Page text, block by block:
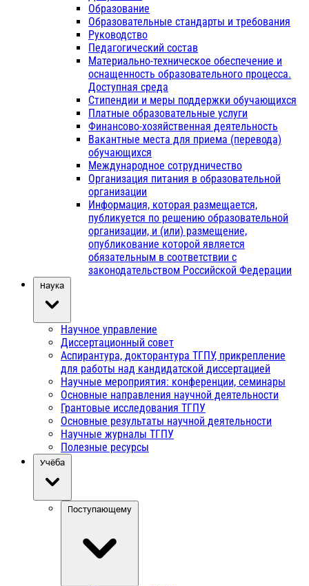
Образование
Образовательные стандарты и требования
Руководство
Педагогический состав
Материально-техническое обеспечение и
оснащенность образовательного процесса.
Доступная среда
Стипендии и меры поддержки обучающихся
Платные образовательные услуги
Финансово-хозяйственная деятельность
Вакантные места для приема (перевода)
обучающихся
Международное сотрудничество
Организация питания в образовательной
организации
Информация, которая размещается,
публикуется по решению образовательной
организации, и (или) размещение,
опубликование которой является
обязательным в соответствии с
законодательством Российской Федерации
Наука
Научное управление
Диссертационный совет
Аспирантура, докторантура ТГПУ, прикрепление
для работы над кандидатской диссертацией
Научные мероприятия: конференции, семинары
Основные направления научной деятельности
Грантовые исследования ТГПУ
Основные результаты научной деятельности
Научные журналы ТГПУ
Полезные ресурсы
Учёба
Поступающему